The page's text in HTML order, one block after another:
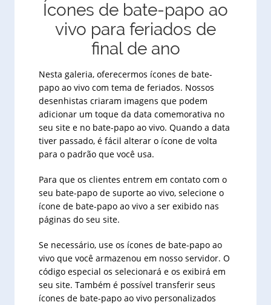
Ícones de bate-papo ao
vivo para feriados de
final de ano
Nesta galeria, oferecermos ícones de bate-
papo ao vivo com tema de feriados. Nossos
desenhistas criaram imagens que podem
adicionar um toque da data comemorativa no
seu site e no bate-papo ao vivo. Quando a data
tiver passado, é fácil alterar o ícone de volta
para o padrão que você usa.
Para que os clientes entrem em contato com o
seu bate-papo de suporte ao vivo, selecione o
ícone de bate-papo ao vivo a ser exibido nas
páginas do seu site.
Se necessário, use os ícones de bate-papo ao
vivo que você armazenou em nosso servidor. O
código especial os selecionará e os exibirá em
seu site. Também é possível transferir seus
ícones de bate-papo ao vivo personalizados